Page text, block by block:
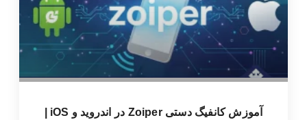
آموزش کانفیگ دستی Zoiper در اندروید و iOS |